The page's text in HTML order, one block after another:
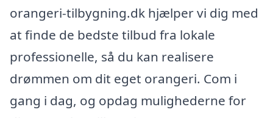
orangeri-tilbygning.dk hjælper vi dig med
at finde de bedste tilbud fra lokale
professionelle, så du kan realisere
drømmen om dit eget orangeri. Сom i
gang i dag, og opdag mulighederne for